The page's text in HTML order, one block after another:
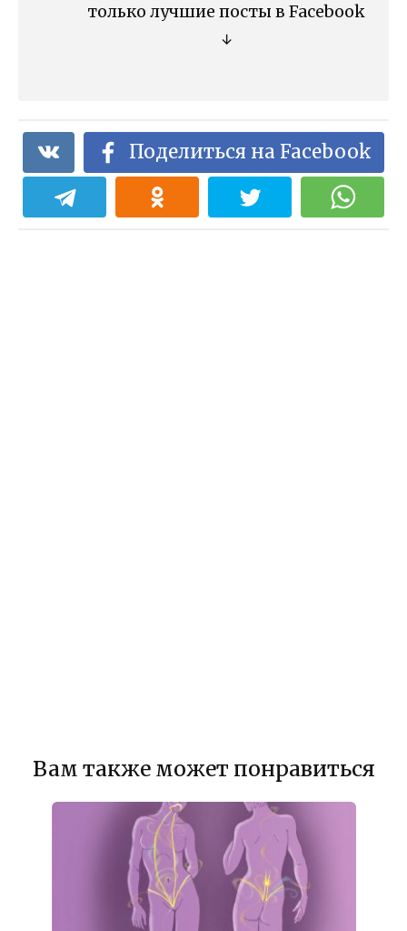
только лучшие посты в Facebook
↓
Поделиться на Facebook
Вам также может понравиться